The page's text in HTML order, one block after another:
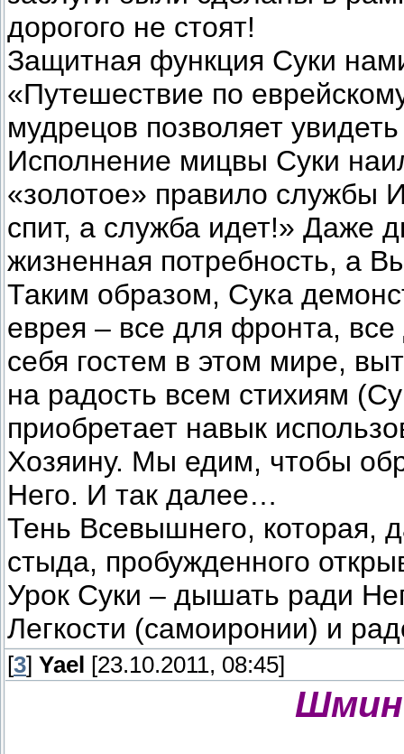
дорогого не стоят!
Защитная функция Суки
«Путешествие по
мудрецов позволяет
Исполнение мицвы Суки
«золотое» правило службы
спит, а служба идет!» Даже
жизненная потребность, а
Таким образом, Сука
еврея – все для фронта,
себя гостем в этом мире,
на радость всем стихиям
приобретает навык
Хозяину. Мы едим, чтобы
Него. И так далее…
Тень Всевышнего, которая,
стыда, пробужденного
Урок Суки – дышать ради
Легкости (самоиронии) и
[3] Yael [23.10.2011, 08:45]